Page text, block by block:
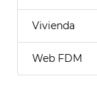
Vivienda
Web FDM